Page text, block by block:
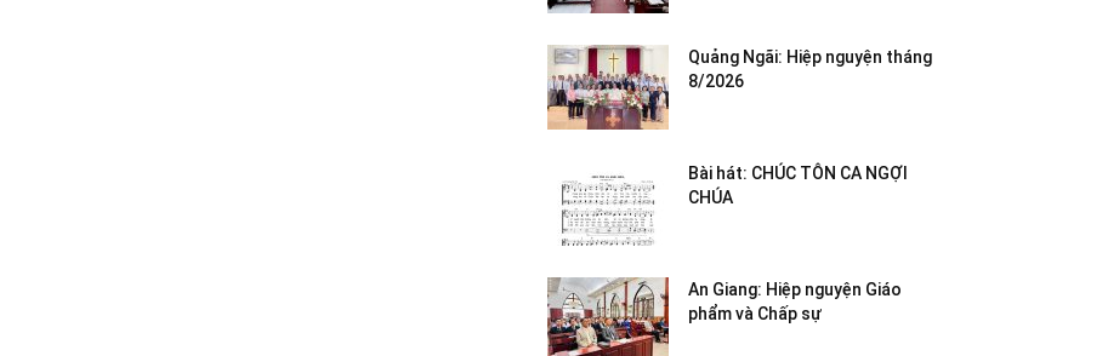
Quảng Ngãi: Hiệp nguyện tháng
8/2026
Bài hát: CHÚC TÔN CA NGỢI
CHÚA
An Giang: Hiệp nguyện Giáo
phẩm và Chấp sự